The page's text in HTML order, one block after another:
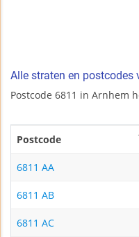
Alle straten en postcodes
Postcode 6811 in Arnhem
Postcode
6811 AA
6811 AB
6811 AC